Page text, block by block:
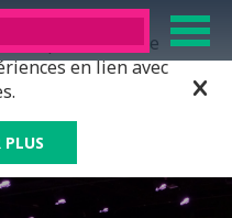
qui ont soif de
en lien avec
PLUS